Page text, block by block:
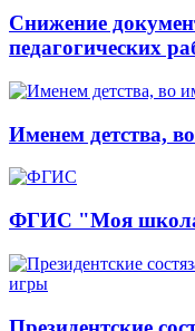
Снижение
педагогических
Именем детства,
ФГИС "Моя